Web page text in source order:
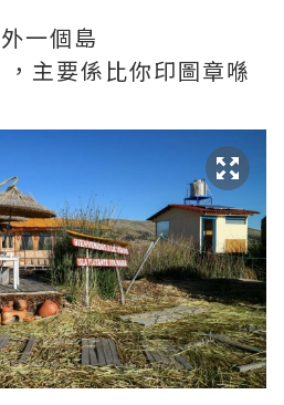
一個島
主要係比你印圖章喺